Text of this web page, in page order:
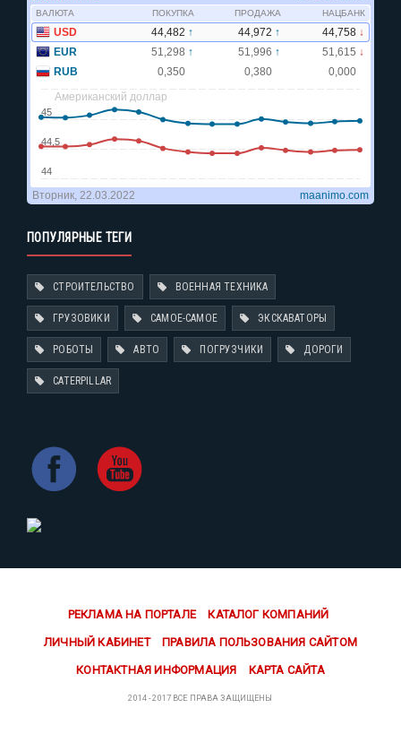
ПОПУЛЯРНЫЕ ТЕГИ
СТРОИТЕЛЬСТВО ВОЕННАЯ ТЕХНИКА
ГРУЗОВИКИ САМОЕ-САМОЕ ЭКСКАВАТОРЫ
РОБОТЫ АВТО ПОГРУЗЧИКИ ДОРОГИ
CATERPILLAR
РЕКЛАМА НА ПОРТАЛЕ КАТАЛОГ КОМПАНИЙ
ЛИЧНЫЙ КАБИНЕТ ПРАВИЛА ПОЛЬЗОВАНИЯ САЙТОМ
КОНТАКТНАЯ ИНФОРМАЦИЯ КАРТА САЙТА
2014 - 2017 ВСЕ ПРАВА ЗАЩИЩЕНЫ